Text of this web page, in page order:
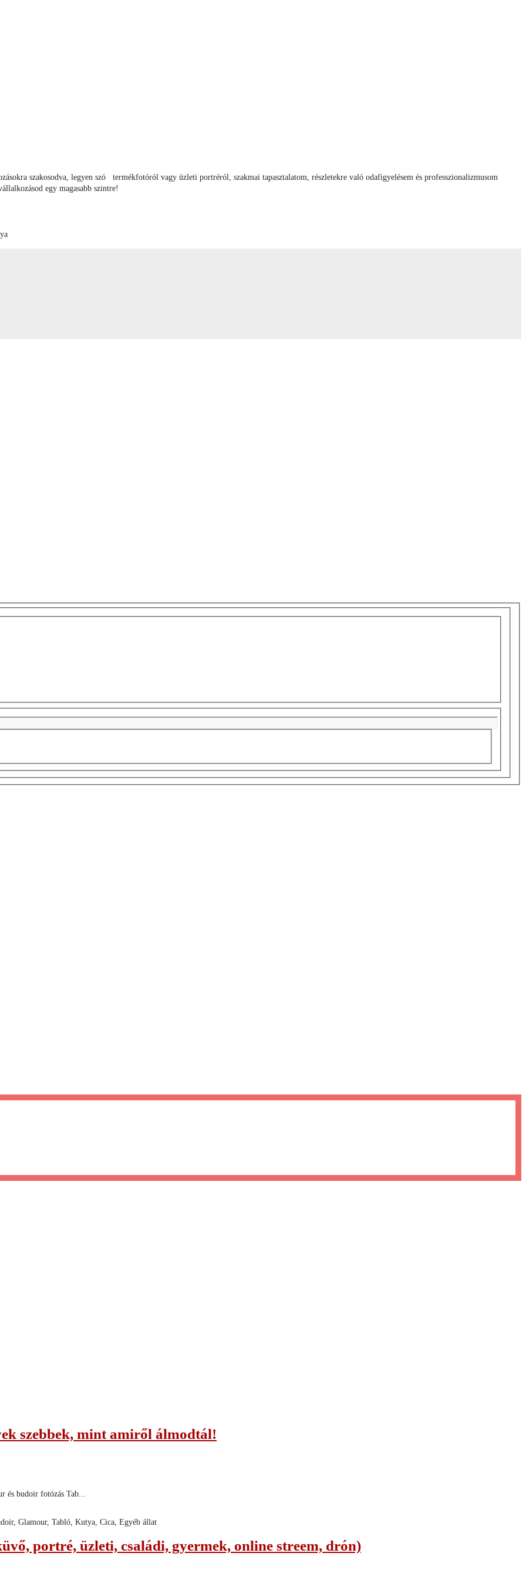
szakosodva, legyen szó termékfotóról vagy üzleti portréról, szakmai tapasztalatom, részletekre való odafigyelésem és professzionalizmusom
egy magasabb szintre!
szebbek, mint amiről álmodtál!
és budoir fotózás Tab...
Glamour, Tabló, Kutya, Cica, Egyéb állat
portré, üzleti, családi, gyermek, online streem, drón)